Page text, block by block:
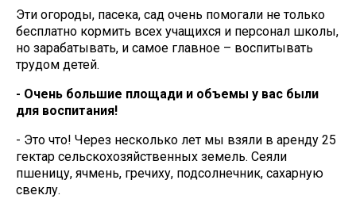
Эти огороды, пасека, сад очень помогали не только
бесплатно кормить всех учащихся и персонал школы,
но зарабатывать, и самое главное – воспитывать
трудом детей.
- Очень большие площади и объемы у вас были
для воспитания!
- Это что! Через несколько лет мы взяли в аренду 25
гектар сельскохозяйственных земель. Сеяли
пшеницу, ячмень, гречиху, подсолнечник, сахарную
свеклу.